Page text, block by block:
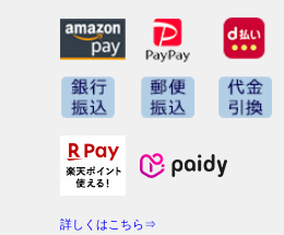
詳しくはこちら⇒